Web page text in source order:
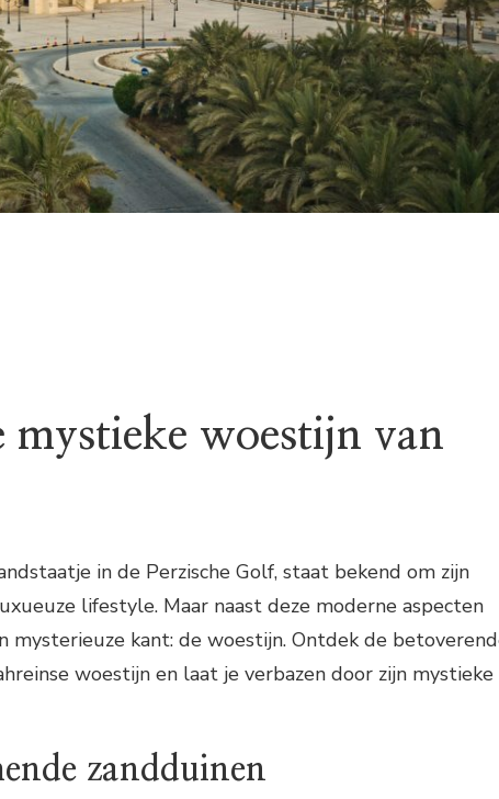
mystieke woestijn van
in de Perzische Golf, staat bekend om zijn
lifestyle. Maar naast deze moderne aspecten
mysterieuze kant: de woestijn. Ontdek de
woestijn en laat je verbazen door zijn mystieke
zandduinen